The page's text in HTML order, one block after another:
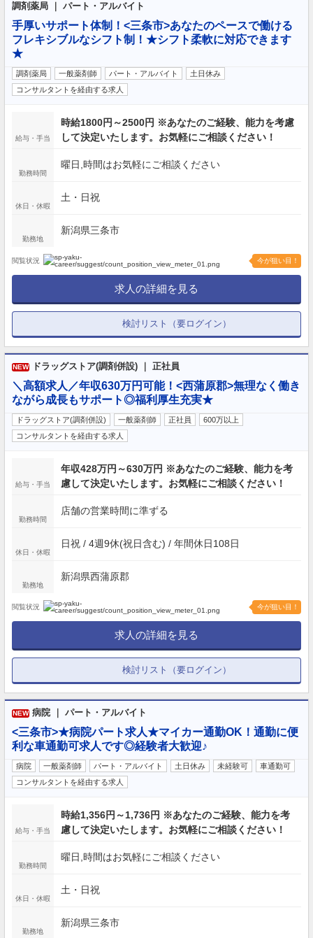
調剤薬局 ｜ パート・アルバイト
手厚いサポート体制！<三条市>あなたのペースで働ける
フレキシブルなシフト制！★シフト柔軟に対応できます
★
調剤薬局 一般薬剤師 パート・アルバイト
土日休み
コンサルタントを経由する求人
給与・手当
時給1800円～2500円 ※あなたのご経験、能力を考慮
して決定いたします。お気軽にご相談ください！
勤務時間
曜日,時間はお気軽にご相談ください
休日・休暇
土・日祝
勤務地
新潟県三条市
閲覧状況 今が狙い目！
求人の詳細を見る
検討リスト（要ログイン）
NEW ドラッグストア(調剤併設) ｜ 正社員
＼高額求人／年収630万円可能！<西蒲原郡>無理なく働き
ながら成長もサポート◎福利厚生充実★
ドラッグストア(調剤併設) 一般薬剤師 正社員
600万以上
コンサルタントを経由する求人
給与・手当
年収428万円～630万円 ※あなたのご経験、能力を考
慮して決定いたします。お気軽にご相談ください！
勤務時間
店舗の営業時間に準ずる
休日・休暇
日祝 / 4週9休(祝日含む) / 年間休日108日
勤務地
新潟県西蒲原郡
閲覧状況 今が狙い目！
求人の詳細を見る
検討リスト（要ログイン）
NEW 病院 ｜ パート・アルバイト
<三条市>★病院パート求人★マイカー通勤OK！通勤に便
利な車通勤可求人です◎経験者大歓迎♪
病院 一般薬剤師 パート・アルバイト 土日休み 未経験可
車通勤可
コンサルタントを経由する求人
給与・手当
時給1,356円～1,736円 ※あなたのご経験、能力を考
慮して決定いたします。お気軽にご相談ください！
勤務時間
曜日,時間はお気軽にご相談ください
休日・休暇
土・日祝
勤務地
新潟県三条市